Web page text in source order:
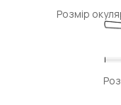
Розмір